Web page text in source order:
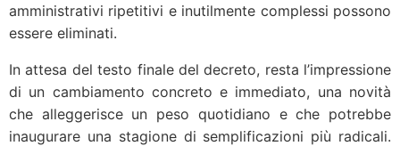
amministrativi ripetitivi e inutilmente complessi possono
essere eliminati.
In attesa del testo finale del decreto, resta l’impressione
di un cambiamento concreto e immediato, una novità
che alleggerisce un peso quotidiano e che potrebbe
inaugurare una stagione di semplificazioni più radicali.